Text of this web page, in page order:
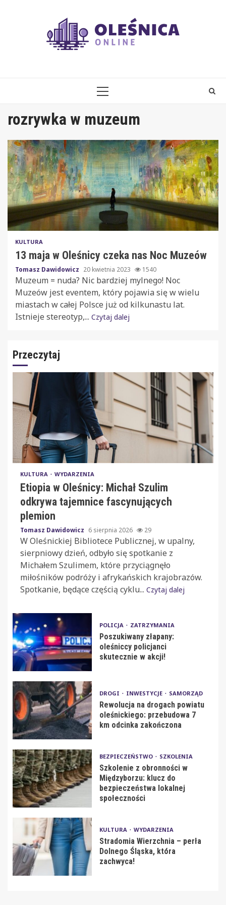
PRIMARY
rozrywka w muzeum
KULTURA
13 maja w Oleśnicy czeka nas Noc Muzeów
Tomasz Dawidowicz 20 kwietnia 2023 1540
Muzeum = nuda? Nic bardziej mylnego! Noc
Muzeów jest eventem, który pojawia się w wielu
miastach w całej Polsce już od kilkunastu lat.
Istnieje stereotyp,... Czytaj dalej
Przeczytaj
KULTURA WYDARZENIA
Etiopia w Oleśnicy: Michał Szulim
odkrywa tajemnice fascynujących
plemion
Tomasz Dawidowicz 6 sierpnia 2026 29
W Oleśnickiej Bibliotece Publicznej, w upalny,
sierpniowy dzień, odbyło się spotkanie z
Michałem Szulimem, które przyciągnęło
miłośników podróży i afrykańskich krajobrazów.
Spotkanie, będące częścią cyklu... Czytaj dalej
POLICJA ZATRZYMANIA
Poszukiwany złapany:
oleśniccy policjanci
skutecznie w akcji!
DROGI INWESTYCJE SAMORZĄD
Rewolucja na drogach powiatu
oleśnickiego: przebudowa 7
km odcinka zakończona
BEZPIECZEŃSTWO SZKOLENIA
Szkolenie z obronności w
Międzyborzu: klucz do
bezpieczeństwa lokalnej
społeczności
KULTURA WYDARZENIA
Stradomia Wierzchnia – perła
Dolnego Śląska, która
zachwyca!